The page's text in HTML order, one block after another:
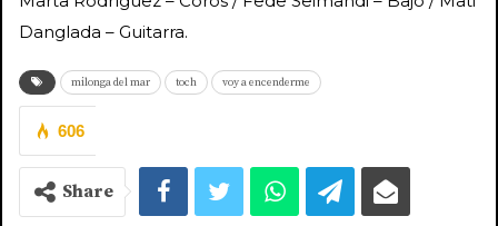
Danglada – Guitarra.
milonga del mar toch voy a encenderme
606
Share